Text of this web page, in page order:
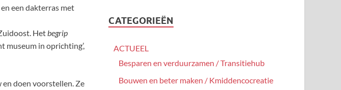
een dakterras met
Het begrip
museum in oprichting’,
doen voorstellen. Ze
CATEGORIEËN
ACTUEEL
Besparen en verduurzamen / Transitiehub
Bouwen en beter maken / Kmiddencocreatie